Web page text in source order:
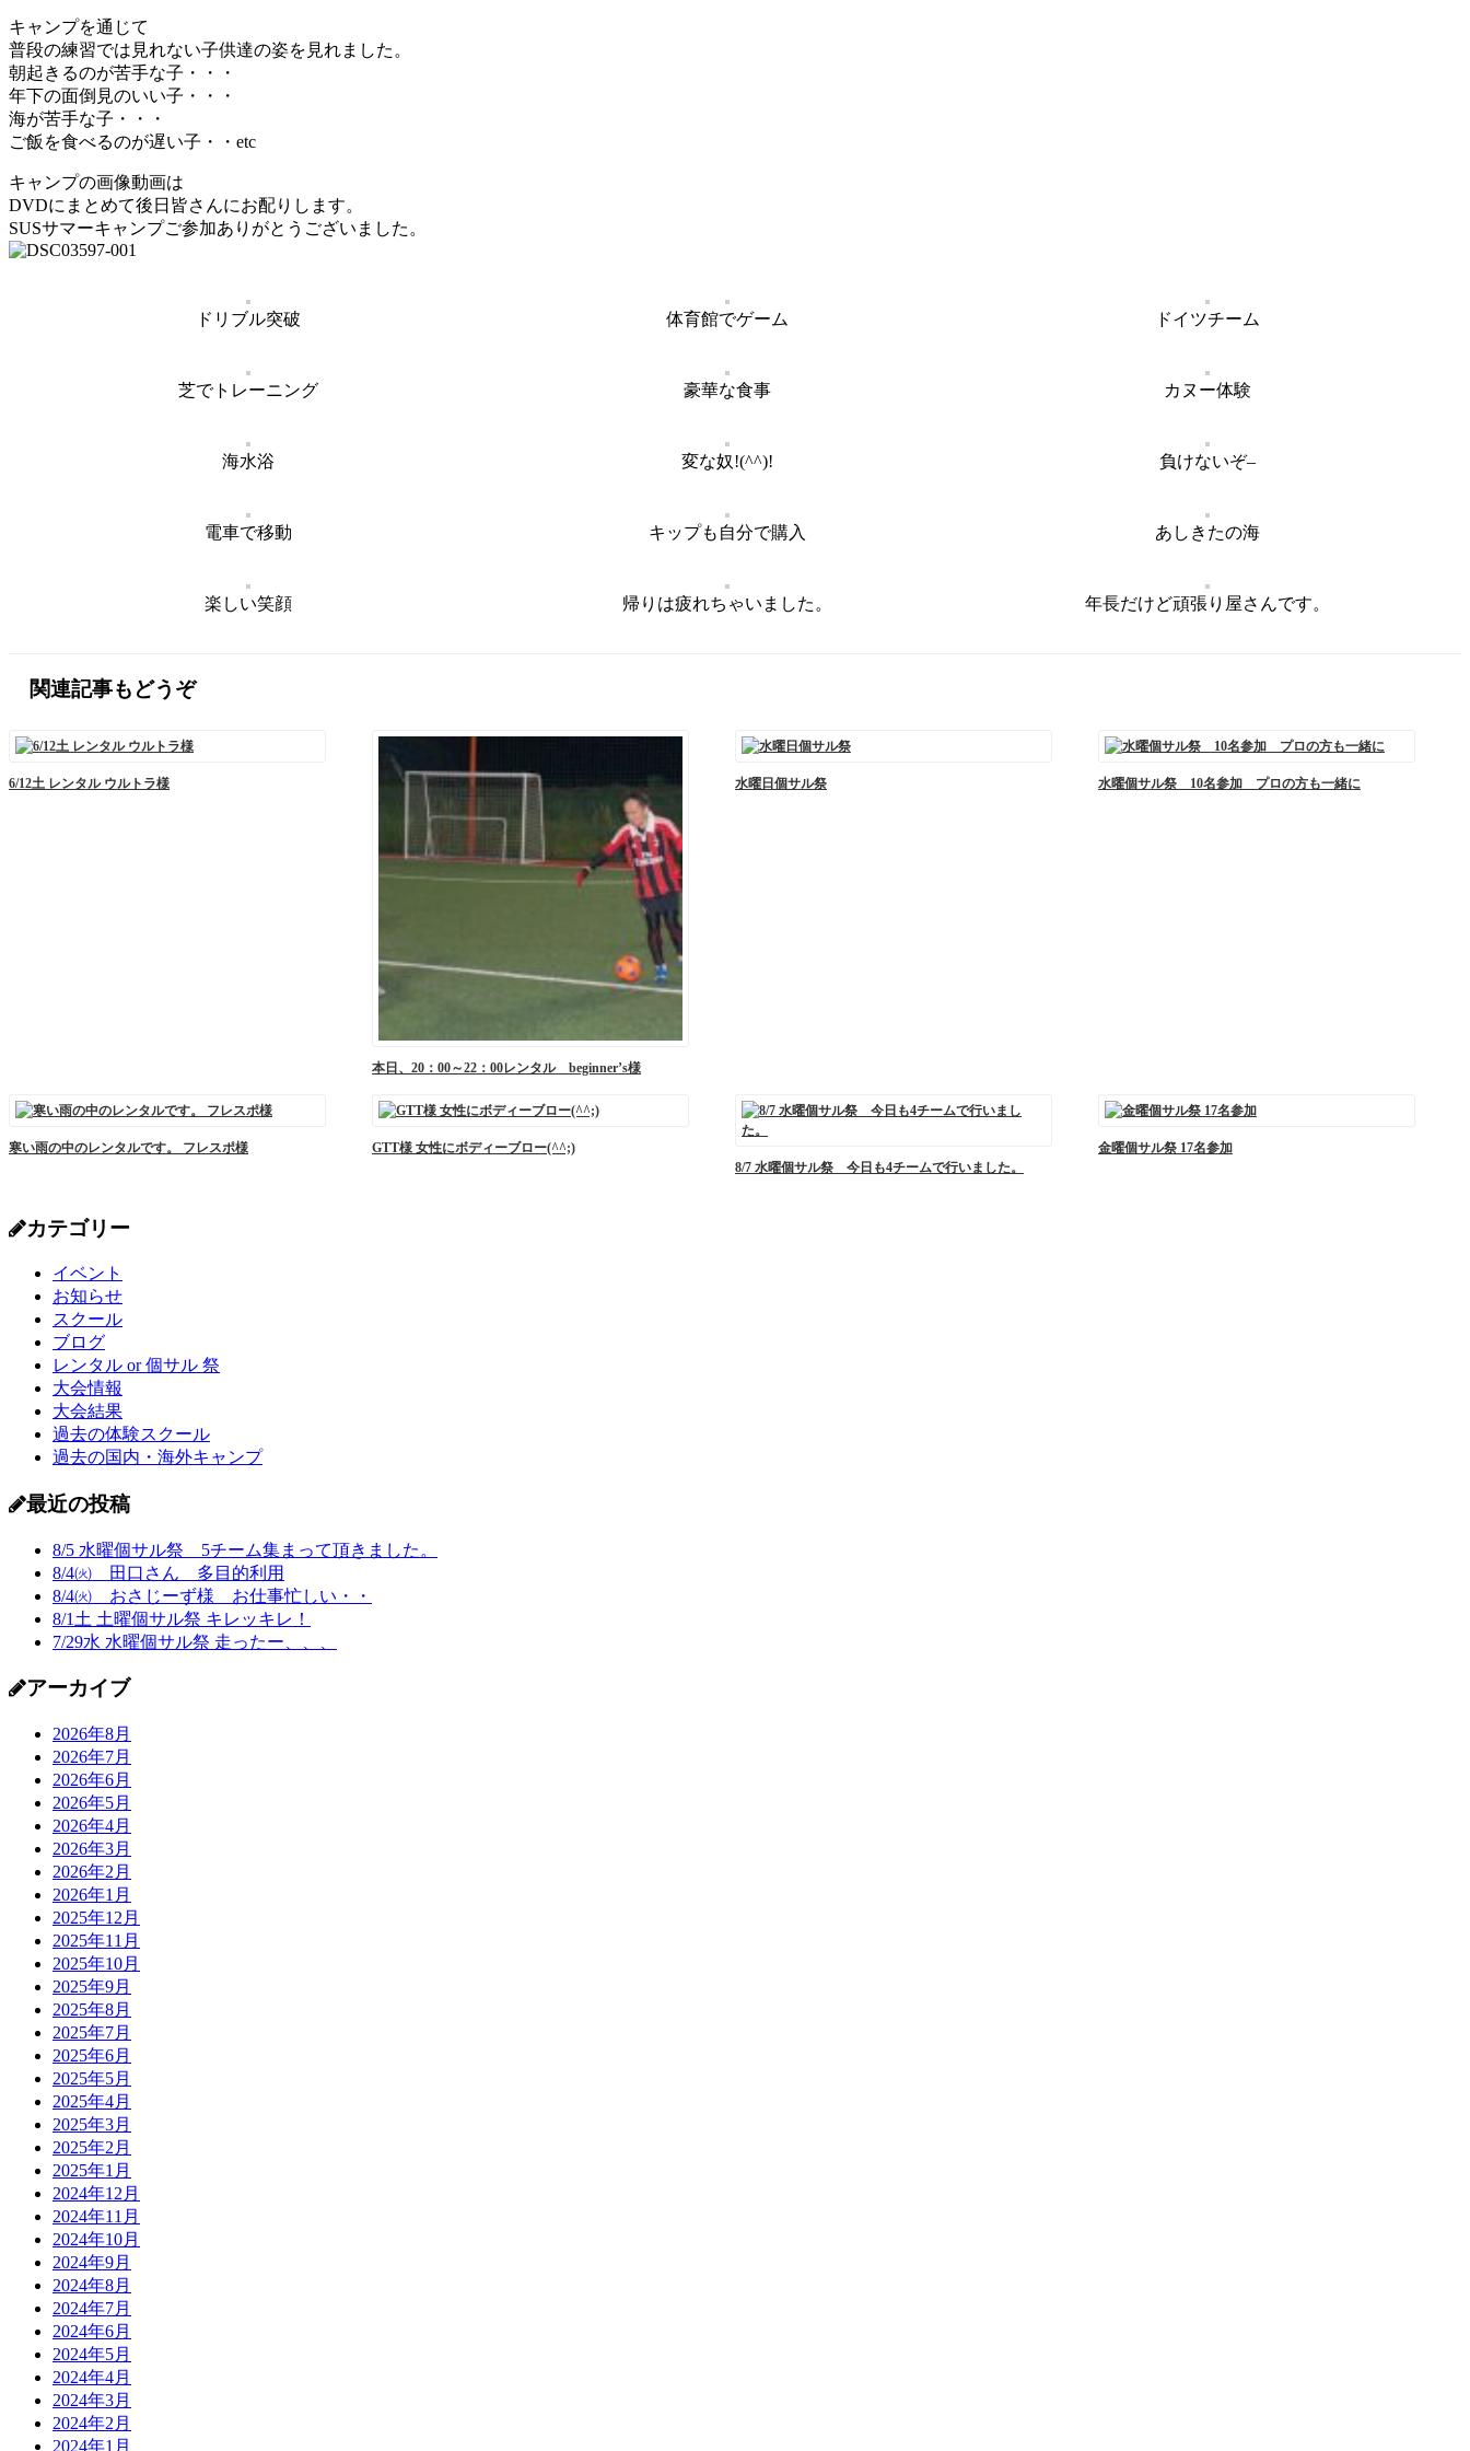
キャンプを通じて
普段の練習では見れない子供達の姿を見れました。
朝起きるのが苦手な子・・・
年下の面倒見のいい子・・・
海が苦手な子・・・
ご飯を食べるのが遅い子・・etc
キャンプの画像動画は
DVDにまとめて後日皆さんにお配りします。
SUSサマーキャンプご参加ありがとうございました。
ドリブル突破 体育館でゲーム ドイツチーム
芝でトレーニング 豪華な食事 カヌー体験
海水浴 変な奴!(^^)! 負けないぞ–
電車で移動 キップも自分で購入 あしきたの海
楽しい笑顔 帰りは疲れちゃいました。 年長だけど頑張り屋さんです。
関連記事もどうぞ
6/12土 レンタル ウルトラ様
本日、20：00～22：00レンタル beginner’s様
水曜日個サル祭 水曜個サル祭 10名参加 プロの方も一緒に
寒い雨の中のレンタルです。 フレスポ様
GTT様 女性にボディーブロー(^^;)
8/7 水曜個サル祭 今日も4チームで行いました。
金曜個サル祭 17名参加
カテゴリー
イベント
お知らせ
スクール
ブログ
レンタル or 個サル 祭
大会情報
大会結果
過去の体験スクール
過去の国内・海外キャンプ
最近の投稿
8/5 水曜個サル祭 5チーム集まって頂きました。
8/4㈫ 田口さん 多目的利用
8/4㈫ おさじーず様 お仕事忙しい・・
8/1土 土曜個サル祭 キレッキレ！
7/29水 水曜個サル祭 走ったー、、、
アーカイブ
2026年8月
2026年7月
2026年6月
2026年5月
2026年4月
2026年3月
2026年2月
2026年1月
2025年12月
2025年11月
2025年10月
2025年9月
2025年8月
2025年7月
2025年6月
2025年5月
2025年4月
2025年3月
2025年2月
2025年1月
2024年12月
2024年11月
2024年10月
2024年9月
2024年8月
2024年7月
2024年6月
2024年5月
2024年4月
2024年3月
2024年2月
2024年1月